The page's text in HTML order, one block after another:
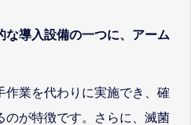
な導入設備の一つに、アーム
作業を代わりに実施でき、確
のが特徴です。さらに、滅菌